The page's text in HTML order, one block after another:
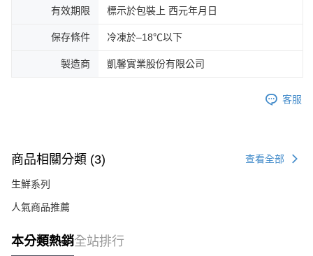
有效期限 標示於包裝上 西元年月日
保存條件 冷凍於–18℃以下
製造商 凱馨實業股份有限公司
客服
商品相關分類 (3) 查看全部
生鮮系列
人氣商品推薦
本分類熱銷全站排行